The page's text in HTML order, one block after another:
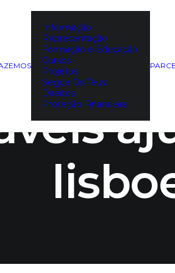
Informação
Representação
Formação e Educação
Cursos
Projetos
Segue Os Teus
Direitos
Proteção Financeira